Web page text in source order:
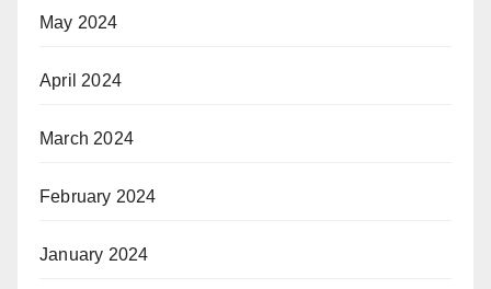
May 2024
April 2024
March 2024
February 2024
January 2024